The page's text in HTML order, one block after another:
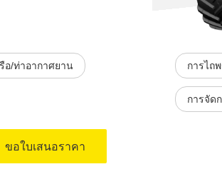
อ/ท่าอากาศยาน
ขอใบเสนอราคา
การไถ
การจัด